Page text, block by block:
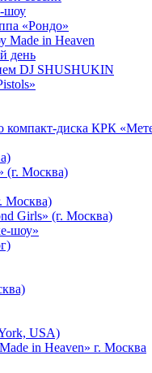
шоу
«Рондо»
Made in Heaven
день
DJ SHUSHUKIN
компакт-диска КРК
(г. Москва)
Москва)
Girls» (г. Москва)
шоу»
USA)
in Heaven» г. Москва